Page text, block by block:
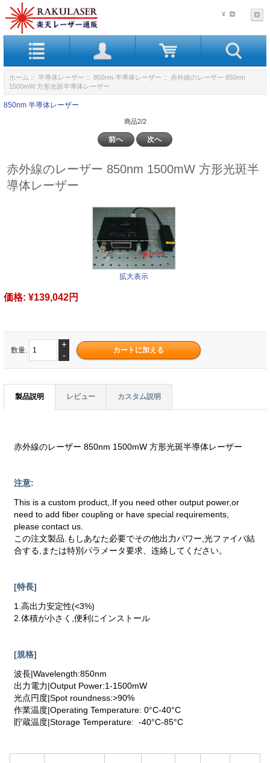
¥
ホーム :: 半導体レーザー :: 850nm 半導体レーザー :: 赤外線のレーザー 850nm
1500mW 方形光斑半導体レーザー
850nm 半導体レーザー
商品2/2
前へ 次へ
赤外線のレーザー 850nm 1500mW 方形光斑半
導体レーザー
拡大表示
価格: ¥139,042円
数量.
+
-
製品説明 レビュー カスタム説明
赤外線のレーザー 850nm 1500mW 方形光斑半導体レーザー
注意:
This is a custom product,.If you need other output power,or
need to add fiber coupling or have special requirements,
please contact us.
この注文製品.もしあなた必要でその他出力パワー,光ファイバ結
合する,または特別パラメータ要求、连絡してください。
[特長]
1.高出力安定性(<3%)
2.体積が小さく,便利にインストール
[規格]
波長|Wavelength:850nm
出力電力|Output Power:1-1500mW
光点円度|Spot roundness:>90%
作業温度|Operating Temperature: 0°C-40°C
貯蔵温度|Storage Temperature: -40°C-85°C